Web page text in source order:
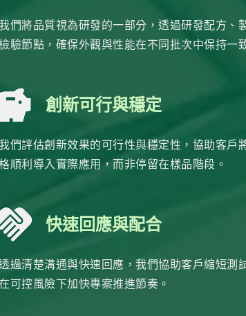
們將品質視為研發的一部分，透過研發配方、
驗節點，確保外觀與性能在不同批次中保持一
創新可行與穩定
們評估創新效果的可行性與穩定性，協助客戶
順利導入實際應用，而非停留在樣品階段。
快速回應與配合
過清楚溝通與快速回應，我們協助客戶縮短測
可控風險下加快專案推進節奏。